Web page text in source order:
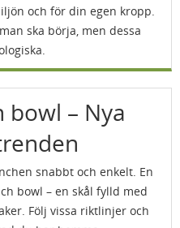
och för din egen kropp.
ska börja, men dessa
bowl – Nya
snabbt och enkelt. En
bowl – en skål fylld med
Följ vissa riktlinjer och